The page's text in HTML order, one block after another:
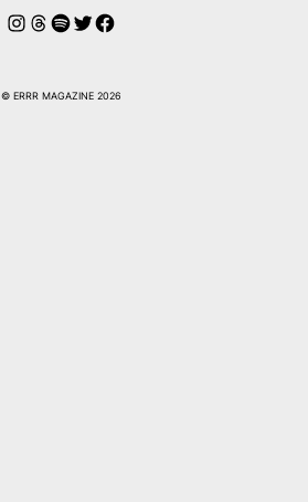
Instagram
Threads
Spotify
Twitter
Facebook
© ERRR MAGAZINE 2026